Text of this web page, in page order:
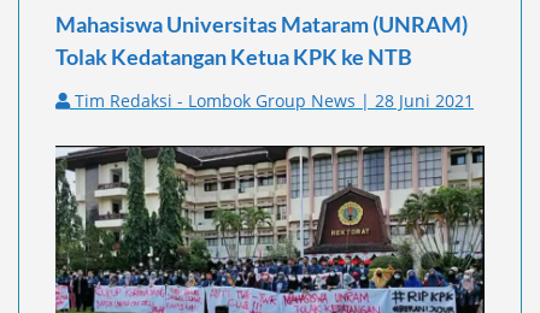
Mahasiswa Universitas Mataram (UNRAM)
Tolak Kedatangan Ketua KPK ke NTB
Tim Redaksi - Lombok Group News | 28 Juni 2021